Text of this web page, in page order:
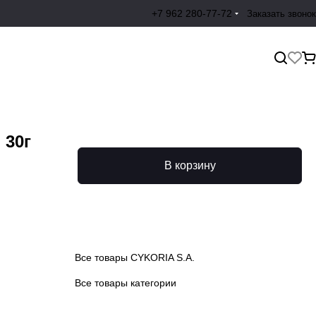
+7 962 280-77-72 Заказать звонок
В корзину
Все товары CYKORIA S.A.
Все товары категории